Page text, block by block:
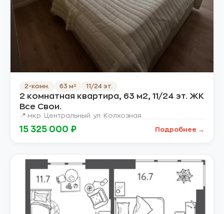
2-комн. 63 м² 11/24 эт.
2 комнатная квартира, 63 м2, 11/24 эт. ЖК
Все Свои.
📍 мкр. Центральный. ул. Колхозная.
15 325 000 ₽ Подробнее →